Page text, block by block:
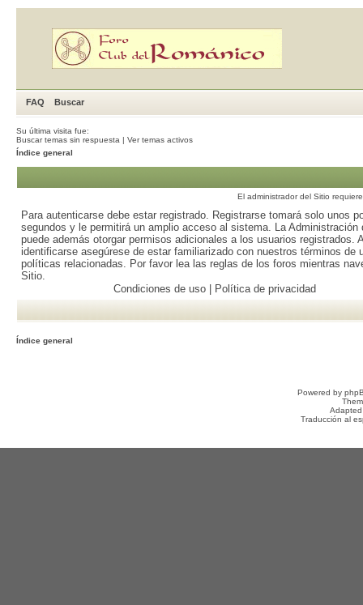
FAQ Buscar
Su última visita fue:
Buscar temas sin respuesta | Ver temas activos
Índice general
El administrador del Sitio
Para autenticarse debe estar registrado. Registrarse tomará solo unos
segundos y le permitirá un amplio acceso al sistema. La Administración
puede además otorgar permisos adicionales a los usuarios registrados.
identificarse asegúrese de estar familiarizado con nuestros términos de
políticas relacionadas. Por favor lea las reglas de los foros mientras
Sitio.
Condiciones de uso| Política de privacidad
Índice general
Powered by
Traducción al